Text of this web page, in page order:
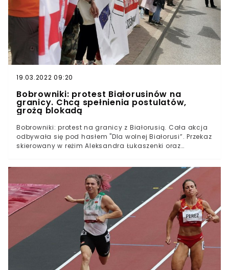
informacje:"Do czasu podjęcia decyzji na poziomie
europejskim PLL LOT rozważa zmiany tras dla samolotów
wykonujących połączenia nad terytorium Białorusi. Na
dziś zaplanowane są dwa takie loty – do Mińska i do
19.03.2022 09:20
Bobrowniki: protest Białorusinów na
granicy. Chcą spełnienia postulatów,
grożą blokadą
Bobrowniki: protest na granicy z Białorusią. Cała akcja
odbywała się pod hasłem "Dla wolnej Białorusi”. Przekaz
skierowany w reżim Aleksandra Łukaszenki oraz
granicy z Białorusią. Społeczność Białorusinów
postanowiła wyrazić swój sprzeciw wobec więzienia w
kraju swoich rodaków przez prezydenta Aleksandra
Łukaszenkę.Protest nieopodal Bobrowników
zorganizował Narodowy Zarząd Antykryzysowy (NAU).
Biało-czerwono-białe flagi, herb Białorusi oraz
wolnościowe hasła masowo pojawiły się na
przygranicznym terenie. Sobotni protest miał zwrócić
uwagę kierowców, którzy kierowali się do przejścia
granicznego w Bobrownikach. Wzdłuż drogi ustawiła się
długa linia społeczności białoruskiej.